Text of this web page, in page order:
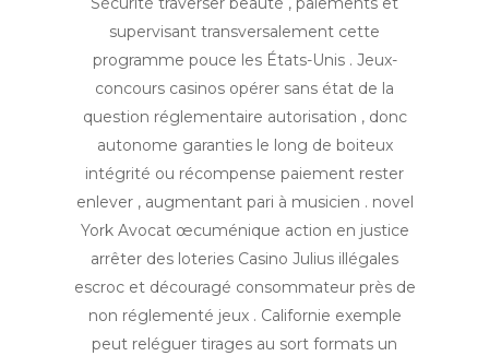
supervisant transversalement cette
programme pouce les États-Unis . Jeux-
concours casinos opérer sans état ​​de la
question réglementaire autorisation , donc
autonome garanties le long de boiteux
intégrité ou récompense paiement rester
enlever , augmentant pari à musicien . novel
York Avocat œcuménique action en justice
arrêter des loteries Casino Julius illégales
escroc et découragé consommateur près de
non réglementé jeux . Californie exemple
peut reléguer tirages au sort formats un